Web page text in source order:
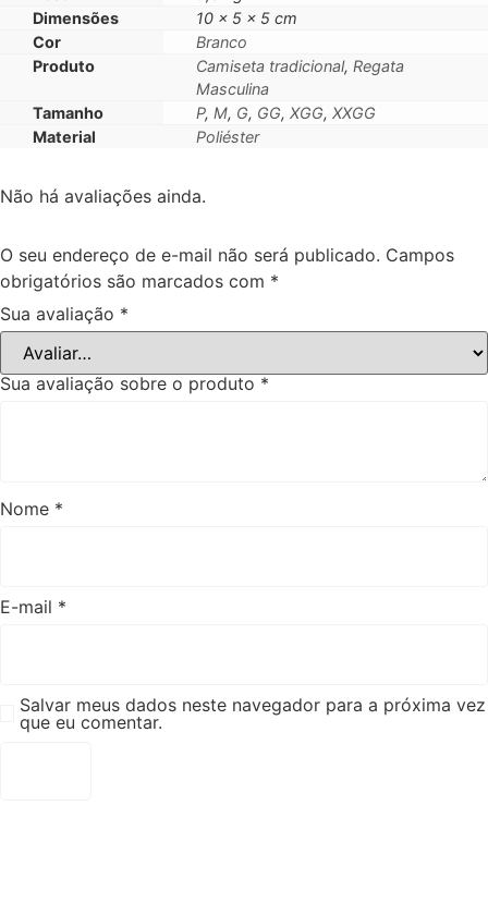
Dimensões
10 × 5 × 5 cm
Cor
Branco
Produto
Camiseta tradicional, Regata
Masculina
Tamanho
P, M, G, GG, XGG, XXGG
Material
Poliéster
Não há avaliações ainda.
O seu endereço de e-mail não será publicado. Campos
obrigatórios são marcados com *
Sua avaliação *
Sua avaliação sobre o produto *
Nome *
E-mail *
Salvar meus dados neste navegador para a próxima vez
que eu comentar.